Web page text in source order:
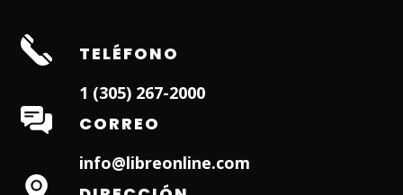
TELÉFONO
1 (305) 267-2000
CORREO
info@libreonline.com